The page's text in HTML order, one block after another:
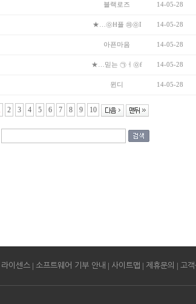
블랙로즈 14-05-28
★…㉧Ħ플 ㉺㉧I 14-05-28
아픈마음 14-05-28
★…믿는 ㉠ㅓ㉧f 14-05-28
윈디 14-05-28
2 3 4 5 6 7 8 9 10
라이센스 | 소프트웨어 기부 안내 | 사이트맵 | 제휴문의 | 고